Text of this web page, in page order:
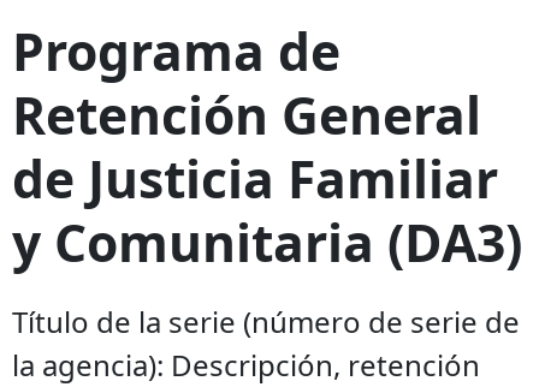
Programa de
Retención General
de Justicia Familiar
y Comunitaria (DA3)
Título de la serie (número de serie de
la agencia): Descripción, retención